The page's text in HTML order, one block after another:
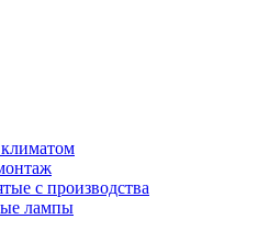
с производства
лампы